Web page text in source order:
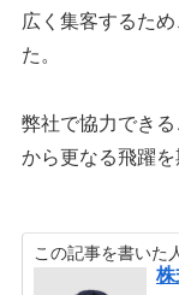
広く集客するた
た。
弊社で協力でき
から更なる飛躍を
この記事を書いた